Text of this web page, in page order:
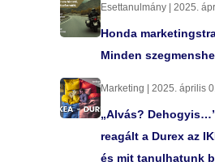
Esettanulmány | 2025.
Honda
Minden
Marketing | 2025. április
„Alvás?
reagált a Durex az
és mit tanulhatunk